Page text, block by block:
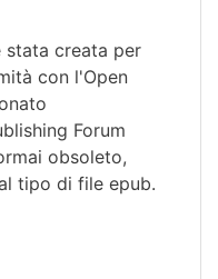
stata creata per
con l'Open
Forum
obsoleto,
tipo di file epub.